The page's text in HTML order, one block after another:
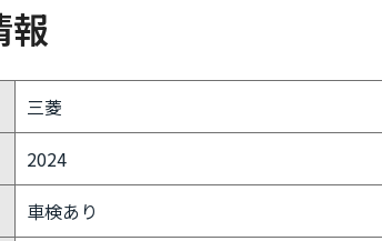
報
三菱
2024
車検あり